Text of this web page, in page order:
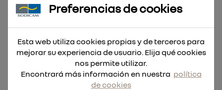
Hoja Sable DEMOLICIÓN THIN
KERF Madera con Clavos
Preferencias de cookies
Esta web utiliza cookies propias y de terceros para
mejorar su experiencia de usuario. Elija qué cookies
nos permite utilizar.
Encontrará más información en nuestra política
de cookies